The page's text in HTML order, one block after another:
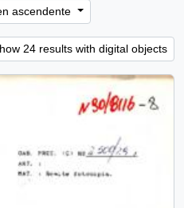
ascendente
24 results with digital objects